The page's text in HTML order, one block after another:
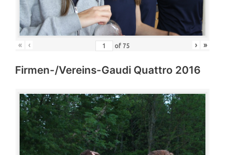
« ‹ of 75 › »
Firmen-/Vereins-Gaudi Quattro 2016